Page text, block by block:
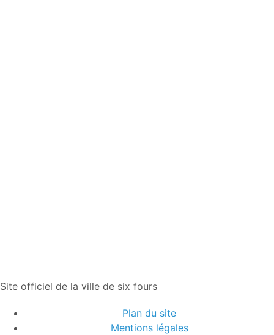
Site officiel de la ville de six fours
Plan du site
Mentions légales